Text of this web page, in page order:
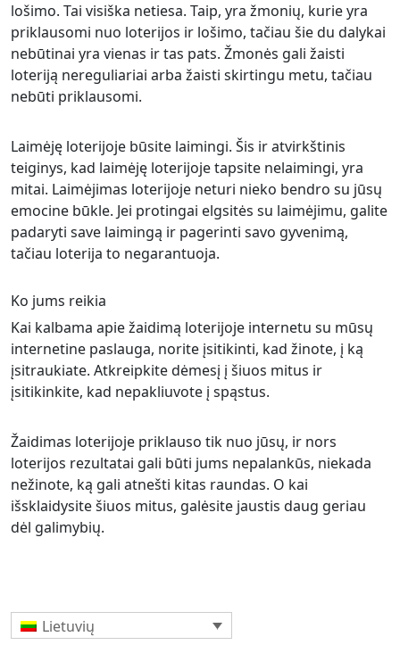
lošimo. Tai visiška netiesa. Taip, yra žmonių, kurie yra
priklausomi nuo loterijos ir lošimo, tačiau šie du dalykai
nebūtinai yra vienas ir tas pats. Žmonės gali žaisti
loteriją nereguliariai arba žaisti skirtingu metu, tačiau
nebūti priklausomi.
Laimėję loterijoje būsite laimingi. Šis ir atvirkštinis
teiginys, kad laimėję loterijoje tapsite nelaimingi, yra
mitai. Laimėjimas loterijoje neturi nieko bendro su jūsų
emocine būkle. Jei protingai elgsitės su laimėjimu, galite
padaryti save laimingą ir pagerinti savo gyvenimą,
tačiau loterija to negarantuoja.
Ko jums reikia
Kai kalbama apie žaidimą loterijoje internetu su mūsų
internetine paslauga, norite įsitikinti, kad žinote, į ką
įsitraukiate. Atkreipkite dėmesį į šiuos mitus ir
įsitikinkite, kad nepakliuvote į spąstus.
Žaidimas loterijoje priklauso tik nuo jūsų, ir nors
loterijos rezultatai gali būti jums nepalankūs, niekada
nežinote, ką gali atnešti kitas raundas. O kai
išsklaidysite šiuos mitus, galėsite jaustis daug geriau
dėl galimybių.
Lietuvių